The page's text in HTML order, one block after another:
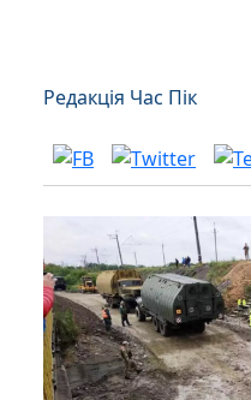
Редакція Час Пік